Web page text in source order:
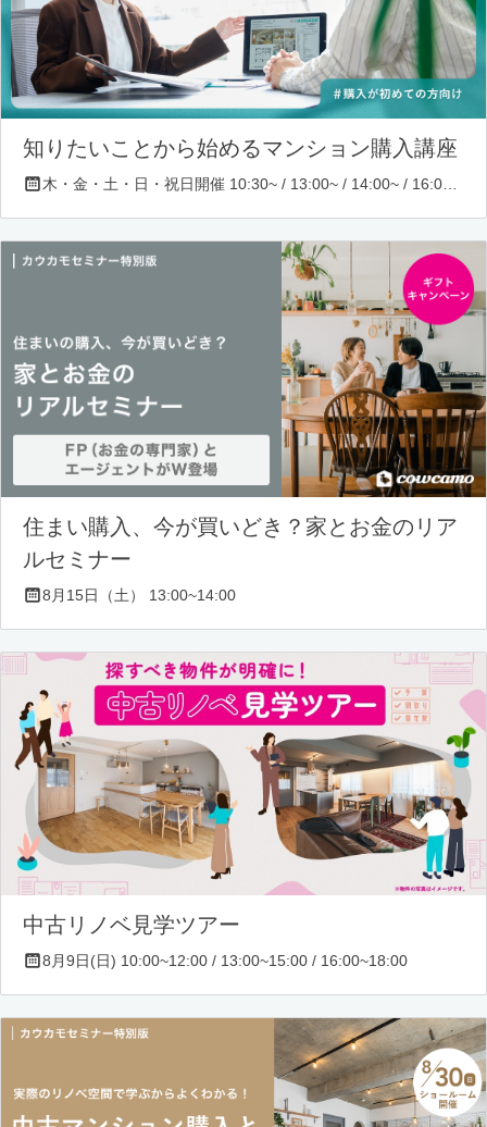
知りたいことから始めるマンション購入講座
住まい購入、今が買いどき？家とお金のリア
ルセミナー
8月15日（土） 13:00~14:00
中古リノベ見学ツアー
8月9日(日) 10:00~12:00 / 13:00~15:00 / 16:00~18:00